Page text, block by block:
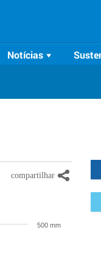
Notícias
500 mm